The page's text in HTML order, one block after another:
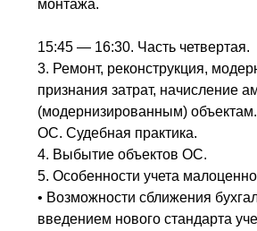
монтажа.
15:45 — 16:30. Часть четвертая.
3. Ремонт, реконструкция,
признания затрат, начисление
(модернизированным)
ОС. Судебная практика.
4. Выбытие объектов ОС.
5. Особенности учета
• Возможности сближения
введением нового стандарта